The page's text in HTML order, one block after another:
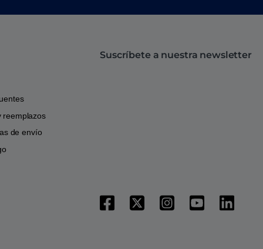
reemplazos
de envío
Suscríbete a nuestra newsletter